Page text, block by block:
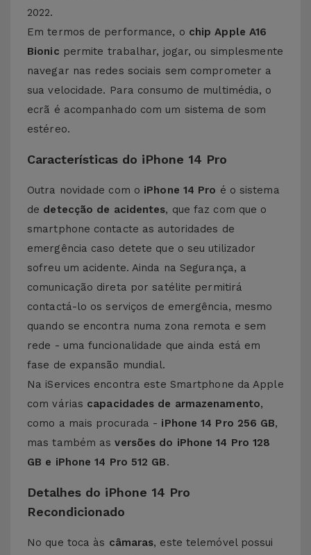
2022.
Em termos de performance, o chip Apple A16
Bionic permite trabalhar, jogar, ou simplesmente
navegar nas redes sociais sem comprometer a
sua velocidade. Para consumo de multimédia, o
ecrã é acompanhado com um sistema de som
estéreo.
Características do iPhone 14 Pro
Outra novidade com o iPhone 14 Pro é o sistema
de detecção de acidentes, que faz com que o
smartphone contacte as autoridades de
emergência caso detete que o seu utilizador
sofreu um acidente. Ainda na Segurança, a
comunicação direta por satélite permitirá
contactá-lo os serviços de emergência, mesmo
quando se encontra numa zona remota e sem
rede - uma funcionalidade que ainda está em
fase de expansão mundial.
Na iServices encontra este Smartphone da Apple
com várias capacidades de armazenamento,
como a mais procurada - iPhone 14 Pro 256 GB,
mas também asversões do iPhone 14 Pro 128
GB e iPhone 14 Pro 512 GB.
Detalhes do iPhone 14 Pro
Recondicionado
No que toca às câmaras, este telemóvel possui